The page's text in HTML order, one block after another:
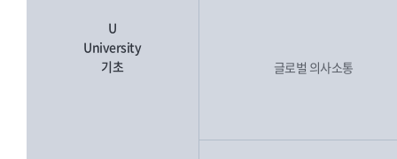
U
University
기초
글로벌 의사소통